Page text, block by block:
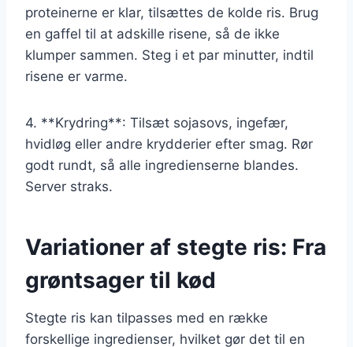
proteinerne er klar, tilsættes de kolde ris. Brug
en gaffel til at adskille risene, så de ikke
klumper sammen. Steg i et par minutter, indtil
risene er varme.
4. **Krydring**: Tilsæt sojasovs, ingefær,
hvidløg eller andre krydderier efter smag. Rør
godt rundt, så alle ingredienserne blandes.
Server straks.
Variationer af stegte ris: Fra
grøntsager til kød
Stegte ris kan tilpasses med en række
forskellige ingredienser, hvilket gør det til en